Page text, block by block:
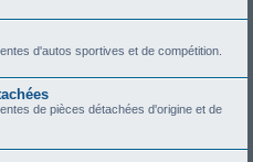
d'autos sportives et de compétition.
de pièces détachées d'origine et de